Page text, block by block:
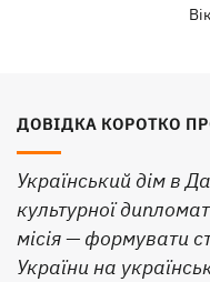
ДОВІДКА КОРОТКО
Український дім в
культурної
місія — формувати
України на